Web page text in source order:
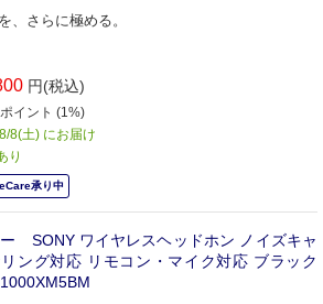
、さらに極める。
円(税込)
ポイント (1%)
8(土) にお届け
り
承り中
SONY ワイヤレスヘッドホン ノイズキャ
リング対応 リモコン・マイク対応 ブラック